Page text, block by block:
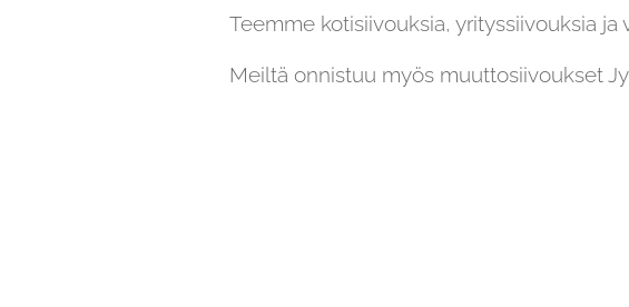
Teemme kotisiivouksia, yrityssiivouksia
Meiltä onnistuu myös muuttosiivoukset